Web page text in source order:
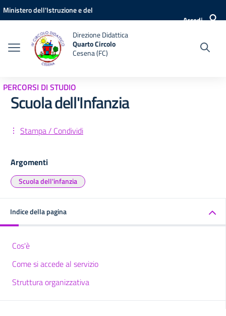
Vai ai contenuti
Vai al menu di navigazione
Vai al footer
Ministero dell'Istruzione e del
Accedi
Direzione Didattica
Quarto Circolo
Cesena (FC)
PERCORSI DI STUDIO
Scuola dell'Infanzia
Stampa / Condividi
Argomenti
Scuola dell'infanzia
Indice della pagina
Cos'è
Come si accede al servizio
Struttura organizzativa